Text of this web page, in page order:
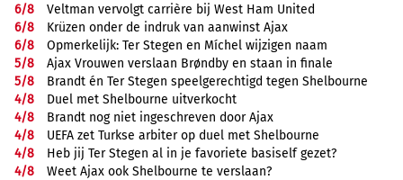
6/8
Veltman vervolgt carrière bij West Ham United
6/8
Krüzen onder de indruk van aanwinst Ajax
6/8
Opmerkelijk: Ter Stegen en Míchel wijzigen naam
5/8
Ajax Vrouwen verslaan Brøndby en staan in finale
5/8
Brandt én Ter Stegen speelgerechtigd tegen Shelbourne
4/8
Duel met Shelbourne uitverkocht
4/8
Brandt nog niet ingeschreven door Ajax
4/8
UEFA zet Turkse arbiter op duel met Shelbourne
4/8
Heb jij Ter Stegen al in je favoriete basiself gezet?
4/8
Weet Ajax ook Shelbourne te verslaan?